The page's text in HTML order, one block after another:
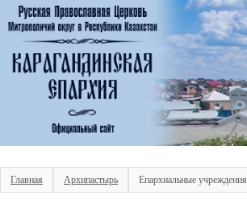
Главная Архипастырь Епархиальные учреждения